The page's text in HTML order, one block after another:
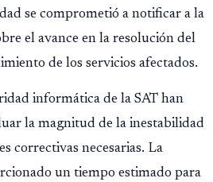
se comprometió a notificar a la
el avance en la resolución del
de los servicios afectados.
informática de la SAT han
la magnitud de la inestabilidad
correctivas necesarias. La
un tiempo estimado para